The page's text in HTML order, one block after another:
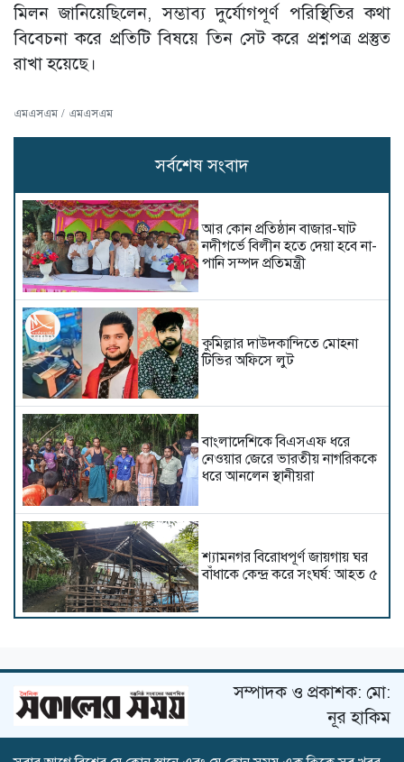
মিলন জানিয়েছিলেন, সম্ভাব্য দুর্যোগপূর্ণ পরিস্থিতির কথা
বিবেচনা করে প্রতিটি বিষয়ে তিন সেট করে প্রশ্নপত্র প্রস্তুত
রাখা হয়েছে।
এমএসএম / এমএসএম
সর্বশেষ সংবাদ
আর কোন প্রতিষ্ঠান বাজার-ঘাট
নদীগর্ভে বিলীন হতে দেয়া হবে না-
পানি সম্পদ প্রতিমন্ত্রী
কুমিল্লার দাউদকান্দিতে মোহনা
টিভির অফিসে লুট
বাংলাদেশিকে বিএসএফ ধরে
নেওয়ার জেরে ভারতীয় নাগরিককে
ধরে আনলেন স্থানীয়রা
শ্যামনগর বিরোধপূর্ণ জায়গায় ঘর
বাঁধাকে কেন্দ্র করে সংঘর্ষ: আহত ৫
ঠাকুরগাঁওয়ে সড়ক দুর্ঘটনায়
পথচারীসহ নিহত-২
সম্পাদক ও প্রকাশক: মো:
নূর হাকিম